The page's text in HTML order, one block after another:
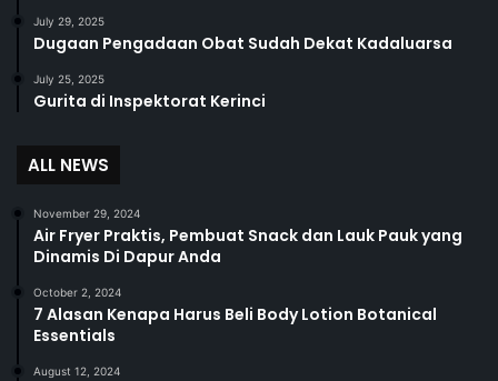
July 29, 2025
Dugaan Pengadaan Obat Sudah Dekat Kadaluarsa
July 25, 2025
Gurita di Inspektorat Kerinci
ALL NEWS
November 29, 2024
Air Fryer Praktis, Pembuat Snack dan Lauk Pauk yang
Dinamis Di Dapur Anda
October 2, 2024
7 Alasan Kenapa Harus Beli Body Lotion Botanical
Essentials
August 12, 2024